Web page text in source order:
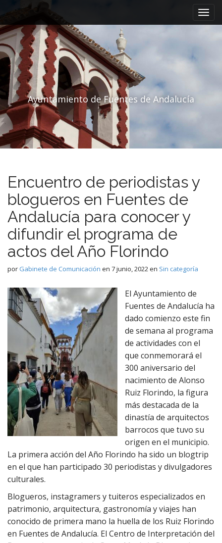
Menú principal
Saltar al contenido
Ayuntamiento de Fuentes de Andalucía
Encuentro de periodistas y
blogueros en Fuentes de
Andalucía para conocer y
difundir el programa de
actos del Año Florindo
por Gabinete de Comunicación en 7 junio, 2022en Sin categoría
El Ayuntamiento de
Fuentes de Andalucía ha
dado comienzo este fin
de semana al programa
de actividades con el
que conmemorará el
300 aniversario del
nacimiento de Alonso
Ruiz Florindo, la figura
más destacada de la
dinastía de arquitectos
barrocos que tuvo su
origen en el municipio.
La primera acción del Año Florindo ha sido un blogtrip
en el que han participado 30 periodistas y divulgadores
culturales.
Blogueros, instagramers y tuiteros especializados en
patrimonio, arquitectura, gastronomía y viajes han
conocido de primera mano la huella de los Ruiz Florindo
en Fuentes de Andalucía. El Centro de Interpretación del